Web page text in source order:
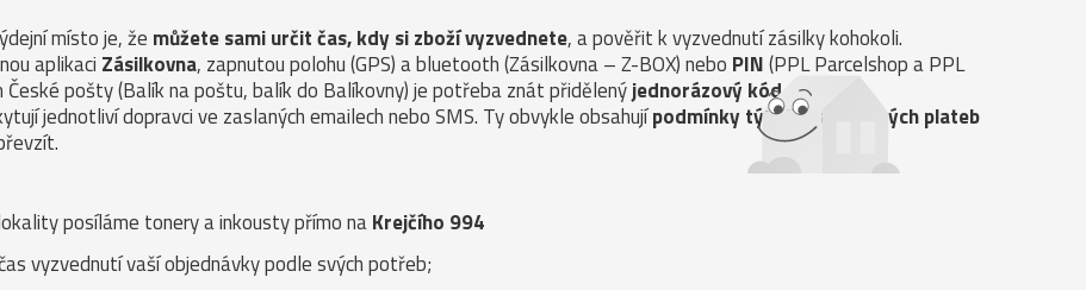
místo je, že můžete sami určit čas, kdy si zboží vyzvednete, a pověřit k vyzvednutí zásilky kohokoli.
aplikaci Zásilkovna, zapnutou polohu (GPS) a bluetooth (Zásilkovna – Z-BOX) nebo PIN(PPL Parcelshop a PPL
pošty (Balík na poštu, balík do Balíkovny) je potřeba znát přidělenýjednorázový kód
jednotliví dopravci ve zaslaných emailech nebo SMS. Ty obvykle obsahujípodmínky týkající se možných plateb
posíláme tonery a inkousty přímo naKrejčího 994
vyzvednutí vaší objednávky podle svých potřeb;